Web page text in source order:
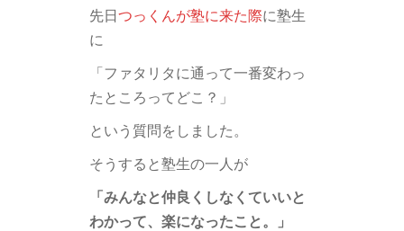
先日つっくんが塾に来た際に塾生
に
「ファタリタに通って一番変わっ
たところってどこ？」
という質問をしました。
そうすると塾生の一人が
「みんなと仲良くしなくていいと
わかって、楽になったこと。」